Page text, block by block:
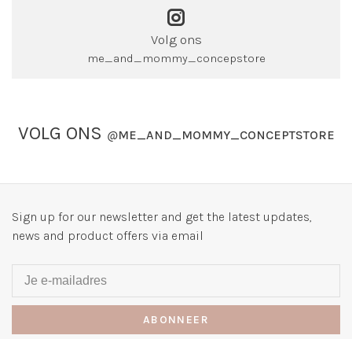
Volg ons
me_and_mommy_concepstore
VOLG ONS @ME_AND_MOMMY_CONCEPTSTORE
Sign up for our newsletter and get the latest updates,
news and product offers via email
ABONNEER